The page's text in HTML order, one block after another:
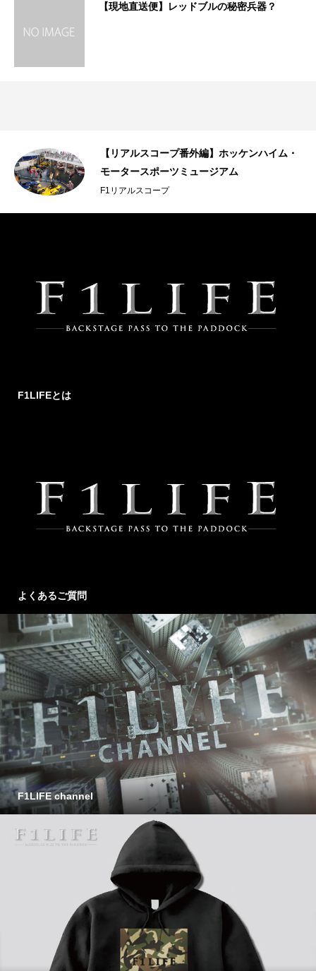
【現地直送便】レッドブルの秘密兵器？
【リアルスコープ番外編】ホッケンハイム・
モータースポーツミュージアム
F1リアルスコープ
F1LIFEとは
よくあるご質問
F1LIFE channel